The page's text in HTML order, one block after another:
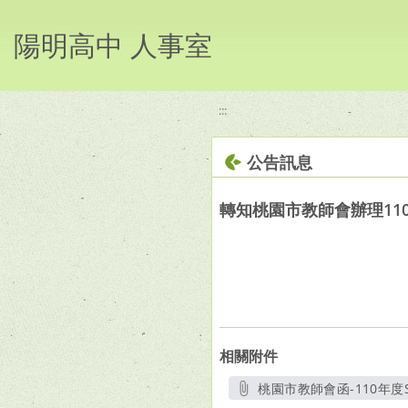
陽明高中 人事室
:::
公告訊息
轉知桃園市教師會辦理
相關附件
桃園市教師會函-110年